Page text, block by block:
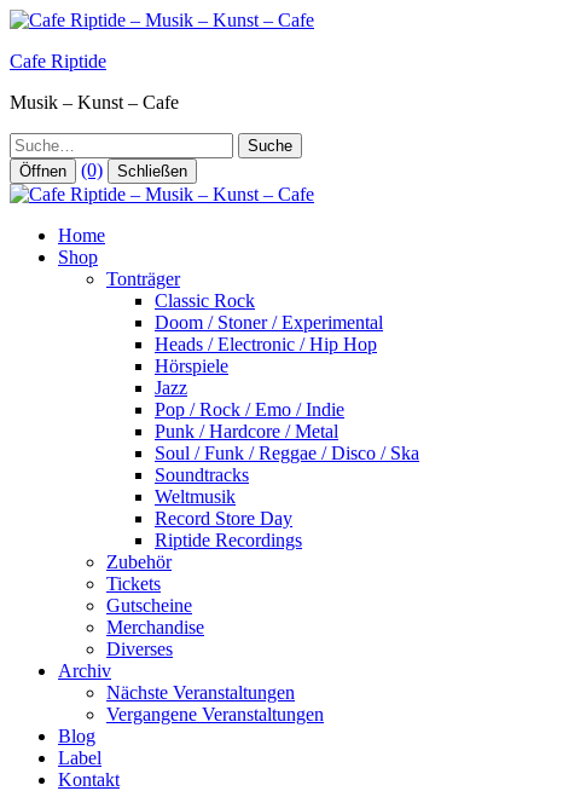
Zum
springen
Cafe Riptide
Musik – Kunst – Cafe
Suche
Öffnen (0) Schließen
Home
Shop
Tonträger
Classic Rock
Doom / Stoner / Experimental
Heads / Electronic / Hip Hop
Hörspiele
Jazz
Pop / Rock / Emo / Indie
Punk / Hardcore / Metal
Soul / Funk / Reggae / Disco / Ska
Soundtracks
Weltmusik
Record Store Day
Riptide Recordings
Zubehör
Tickets
Gutscheine
Merchandise
Diverses
Archiv
Nächste Veranstaltungen
Vergangene Veranstaltungen
Blog
Label
Kontakt